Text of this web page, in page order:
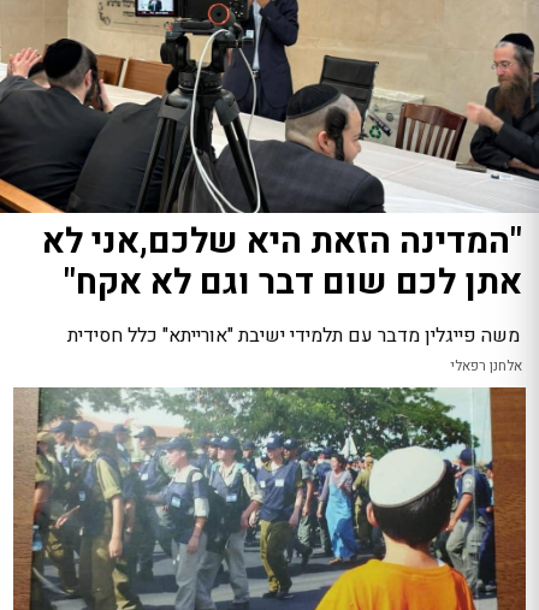
"המדינה הזאת היא שלכם,אני לא
אתן לכם שום דבר וגם לא אקח"
משה פייגלין מדבר עם תלמידי ישיבת "אורייתא" כלל חסידית
אלחנן רפאלי